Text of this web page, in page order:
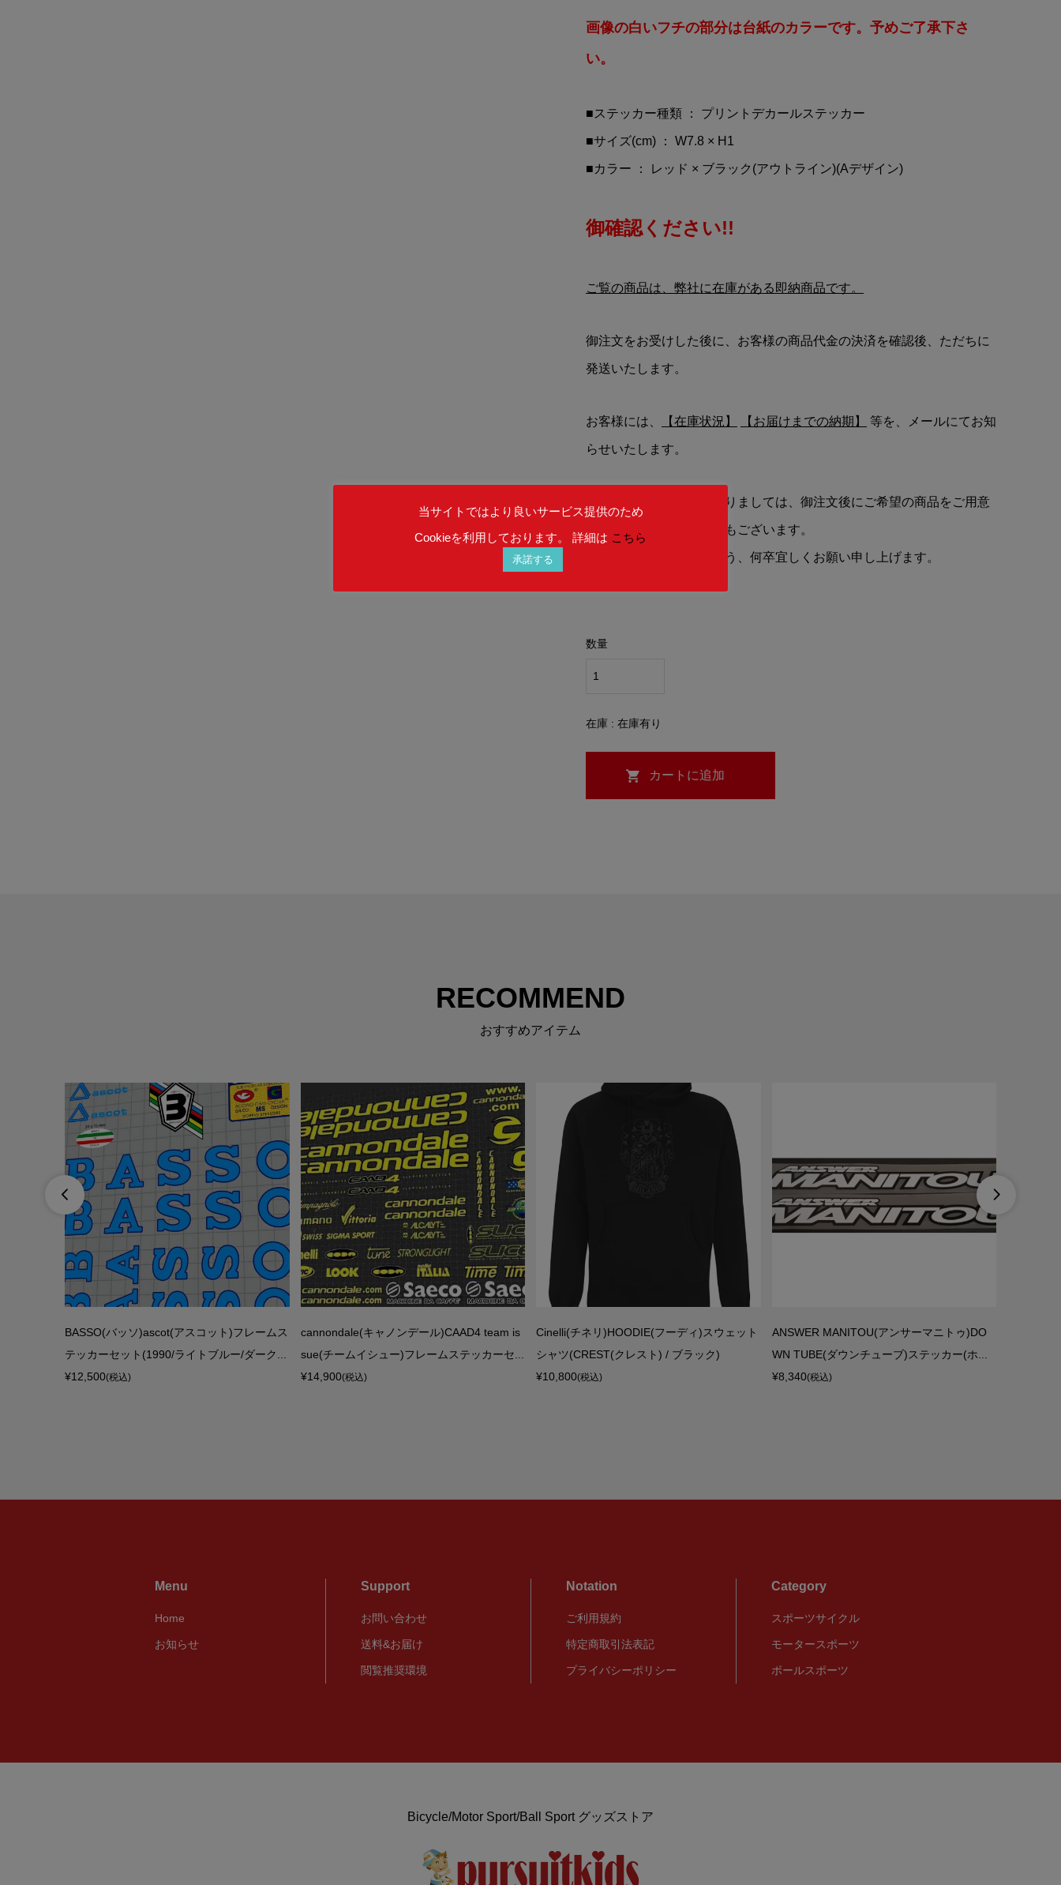
画像の白いフチの部分は台紙のカラーです。予めご了承下さ
い。
■ステッカー種類 ： プリントデカールステッカー
■サイズ(cm) ： W7.8 × H1
■カラー ： レッド × ブラック(アウトライン)(Aデザイン)
御確認ください!!
ご覧の商品は、弊社に在庫がある即納商品です。
御注文をお受けした後に、お客様の商品代金の決済を確認後、ただちに
発送いたします。
お客様には、 【在庫状況】 【お届けまでの納期】 等を、メールにてお知
らせいたします。
ご注文のタイミングによりましては、御注文後にご希望の商品をご用意
することができない場合もございます。
予めご理解を賜りますよう、何卒宜しくお願い申し上げます。
数量
在庫 : 在庫有り
RECOMMEND
おすすめアイテム

BASSO(バッソ)ascot(アスコット)フレームス
テッカーセット(1990/ライトブルー/ダーク...
¥12,500(税込)
cannondale(キャノンデール)CAAD4 team is
sue(チームイシュー)フレームステッカーセ...
¥14,900(税込)
Cinelli(チネリ)HOODIE(フーディ)スウェット
シャツ(CREST(クレスト) / ブラック)
¥10,800(税込)
ANSWER MANITOU(アンサーマニトゥ)DO
WN TUBE(ダウンチューブ)ステッカー(ホ...
¥8,340(税込)

Menu
Home
お知らせ
Support
お問い合わせ
送料&お届け
閲覧推奨環境
Notation
ご利用規約
特定商取引法表記
プライバシーポリシー
Category
スポーツサイクル
モータースポーツ
ボールスポーツ
Bicycle/Motor Sport/Ball Sport グッズストア
当サイトではより良いサービス提供のため
Cookieを利用しております。 詳細は こちら
承諾する